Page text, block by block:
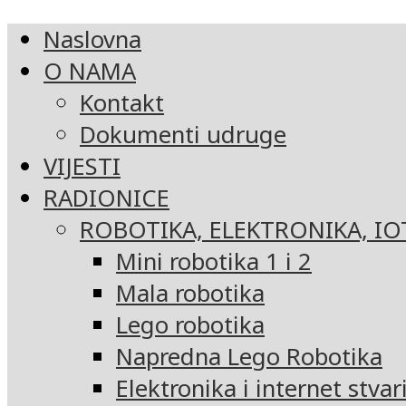
Naslovna
O NAMA
Kontakt
Dokumenti udruge
VIJESTI
RADIONICE
ROBOTIKA, ELEKTRONIKA,
Mini robotika 1 i 2
Mala robotika
Lego robotika
Napredna Lego Robotika
Elektronika i internet